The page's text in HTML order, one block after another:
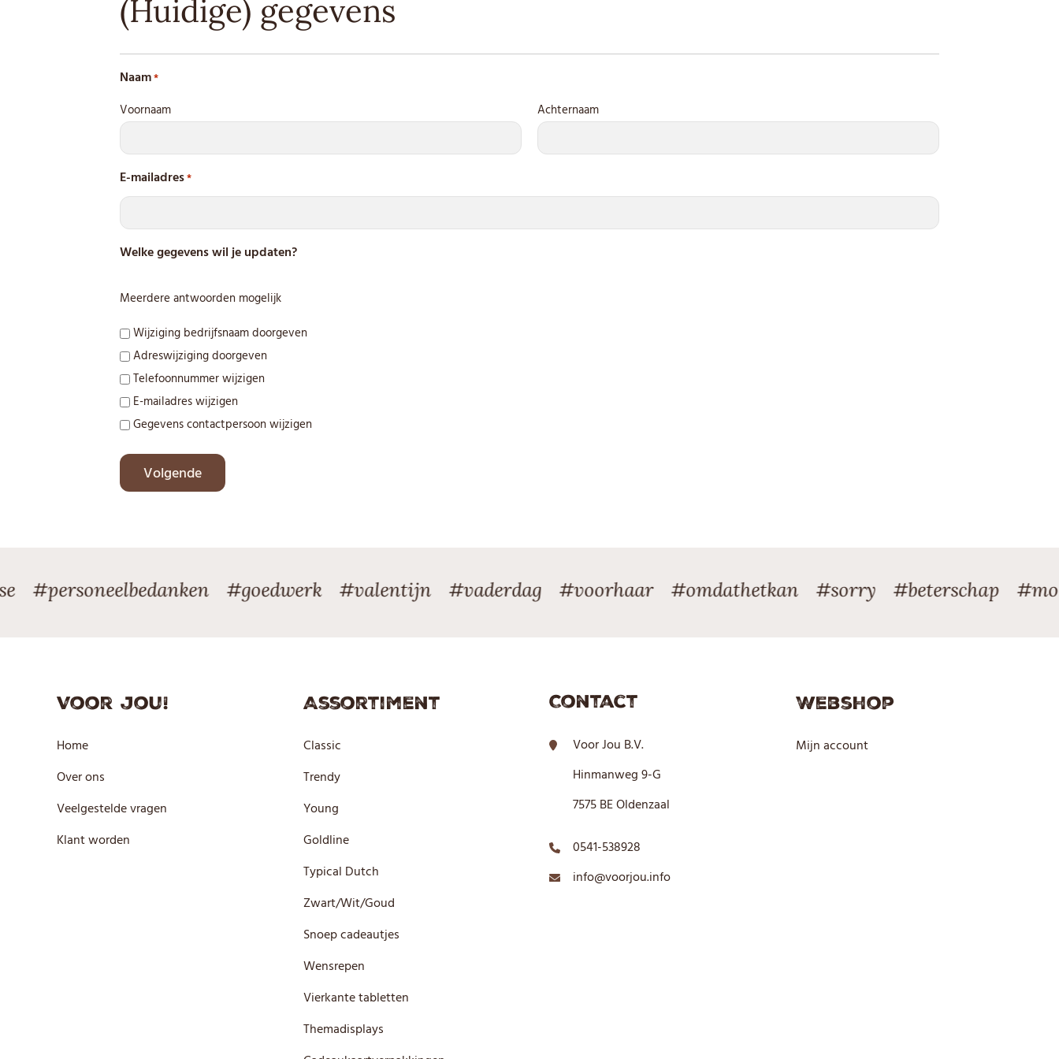
(Huidige) gegevens
Naam*
Voornaam Achternaam
E-mailadres*
Welke gegevens wil je updaten?
Meerdere antwoorden mogelijk
Wijziging bedrijfsnaam doorgeven
Adreswijziging doorgeven
Telefoonnummer wijzigen
E-mailadres wijzigen
Gegevens contactpersoon wijzigen
#goedwerk #valentijn #vaderdag #voorhaar #omdathetkan #sorry #beterschap
Voor jou!
Home
Over ons
Veelgestelde vragen
Klant worden
Assortiment
Classic
Trendy
Young
Goldline
Typical Dutch
Zwart/Wit/Goud
Snoep cadeautjes
Wensrepen
Vierkante tabletten
Themadisplays
Contact
Voor Jou B.V.
Hinmanweg 9-G
7575 BE Oldenzaal
0541-538928
info@voorjou.info
Webshop
Mijn account